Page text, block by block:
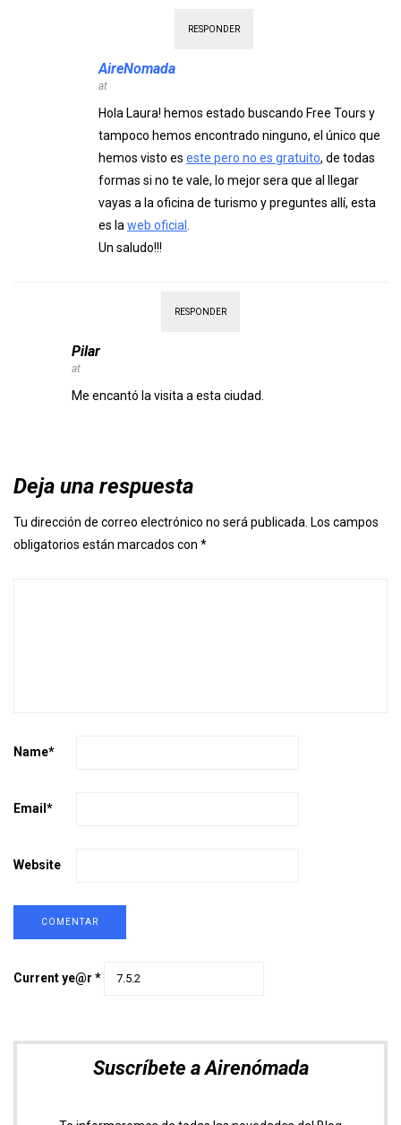
RESPONDER
AireNomada
at
Hola Laura! hemos estado buscando Free Tours y
tampoco hemos encontrado ninguno, el único que
hemos visto es este pero no es gratuito, de todas
formas si no te vale, lo mejor sera que al llegar
vayas a la oficina de turismo y preguntes allí, esta
es la web oficial
Un saludo!!!
RESPONDER
Pilar
at
Me encantó la visita a esta ciudad.
Deja una respuesta
Tu dirección de correo electrónico no será publicada. Los campos
obligatorios están marcados con *
Name*
Email *
Website
Current ye@r *
Suscríbete a Airenómada